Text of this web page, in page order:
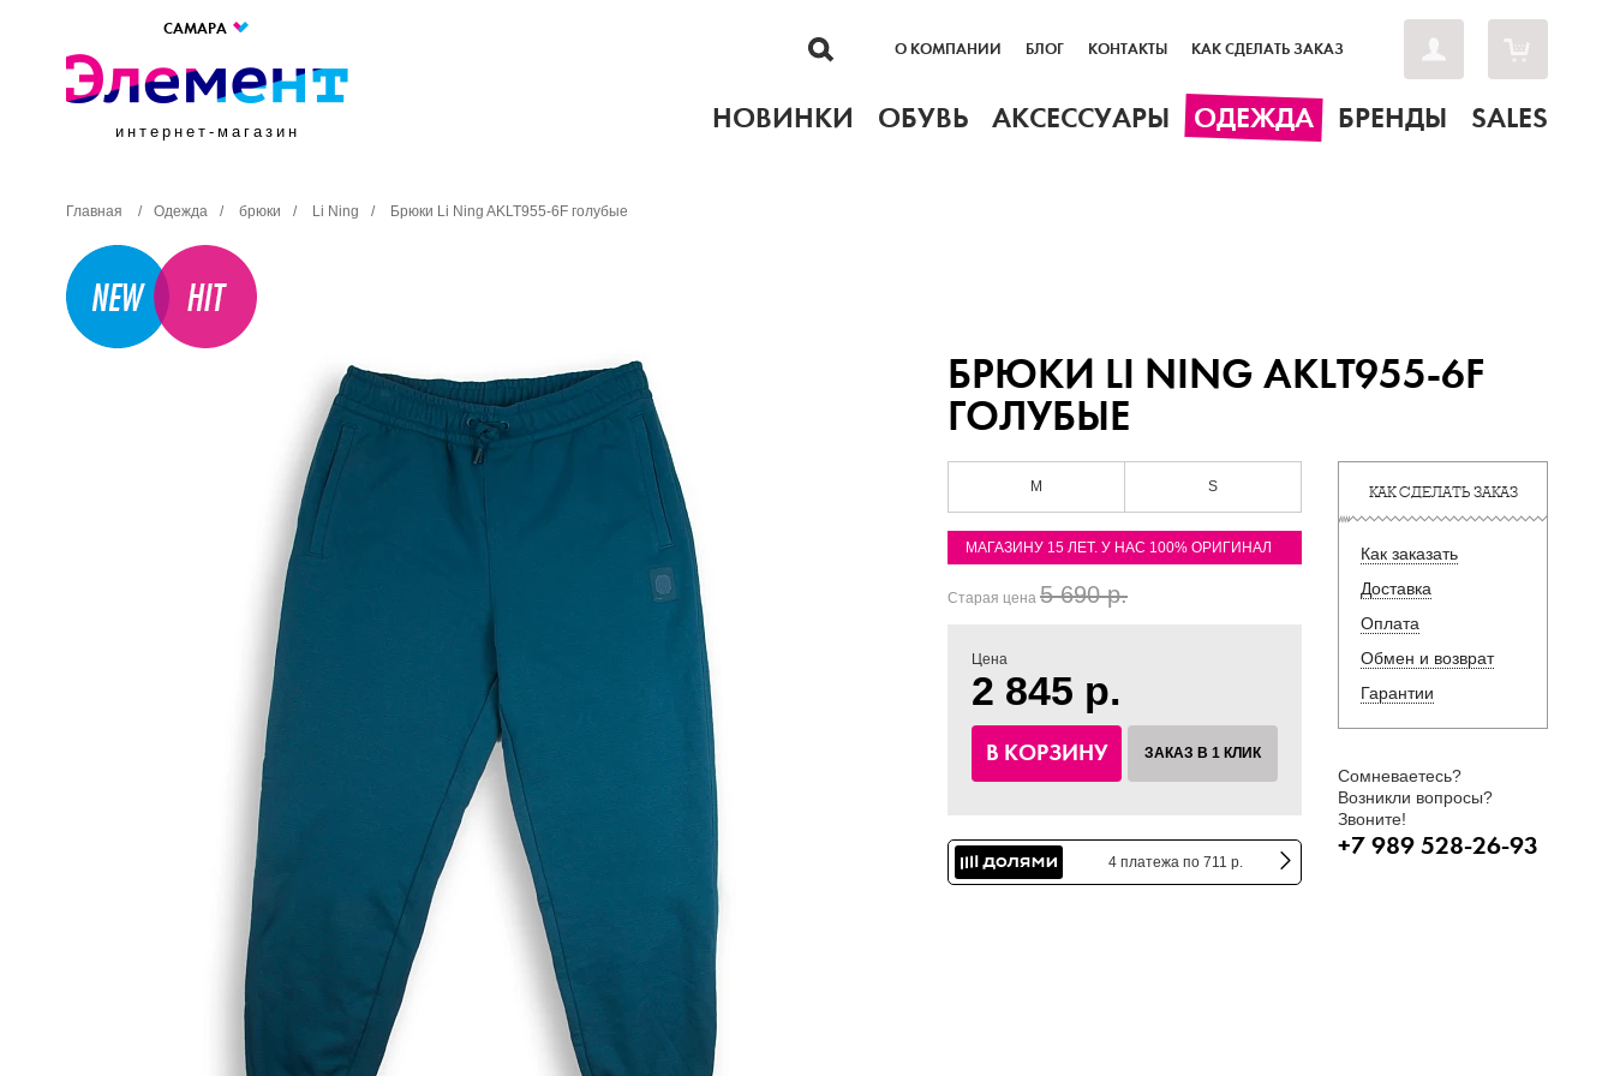
САМАРА
интернет-магазин
О КОМПАНИИ БЛОГ КОНТАКТЫ КАК СДЕЛАТЬ ЗАКАЗ
НОВИНКИ ОБУВЬ АКСЕССУАРЫ ОДЕЖДА БРЕНДЫ SALES
Главная / Одежда / брюки / Li Ning / Брюки Li Ning AKLT955-6F голубые
БРЮКИ LI NING AKLT955-6F
ГОЛУБЫЕ
M S
МАГАЗИНУ 15 ЛЕТ. У НАС 100% ОРИГИНАЛ
Старая цена 5 690 р.
Цена
2 845 р.
В КОРЗИНУ ЗАКАЗ В 1 КЛИК
4 платежа по 711 р.
КАК СДЕЛАТЬ ЗАКАЗ
Как заказать
Доставка
Оплата
Обмен и возврат
Гарантии
Сомневаетесь?
Возникли вопросы?
Звоните!
+7 989 528-26-93